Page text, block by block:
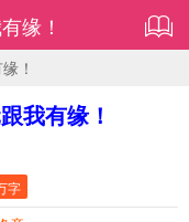
缘！
！
我有缘！
字